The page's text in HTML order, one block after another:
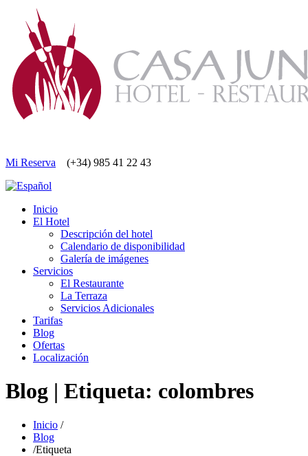
Mi Reserva (+34) 985 41 22 43
Inicio
El Hotel
Descripción del hotel
Calendario de disponibilidad
Galería de imágenes
Servicios
El Restaurante
La Terraza
Servicios Adicionales
Tarifas
Blog
Ofertas
Localización
Blog | Etiqueta: colombres
Inicio /
Blog
/Etiqueta